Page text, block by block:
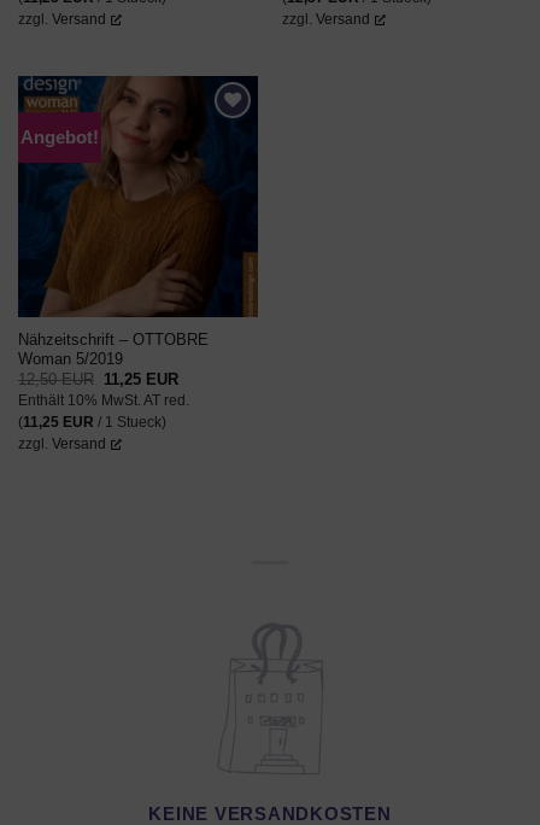
zzgl. Versand
zzgl. Versand
Angebot!
WUNSCHZETTEL
Nähzeitschrift – OTTOBRE
Woman 5/2019
12,50EUR
Ursprünglicher
Preis
war:
12,50 EUR
11,25 EURAktueller
Preis
ist:
Enthält 10% MwSt. AT red.
(11,25 EUR / 1 Stueck)
zzgl. Versand
KEINE VERSANDKOSTEN